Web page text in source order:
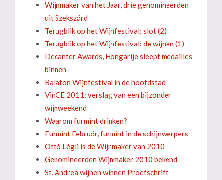
Wijnmaker van het Jaar, drie genomineerden
uit Szekszárd
Terugblik op het Wijnfestival: slot (2)
Terugblik op het Wijnfestival: de wijnen (1)
Decanter Awards, Hongarije sleept medailles
binnen
Balaton Wijnfestival in de hoofdstad
VinCE 2011: verslag van een bijzonder
wijnweekend
Waarom furmint drinken?
Furmint Február, furmint in de schijnwerpers
Ottó Légli is de Wijnmaker van 2010
Genomineerden Wijnmaker 2010 bekend
St. Andrea wijnen winnen Proefschrift